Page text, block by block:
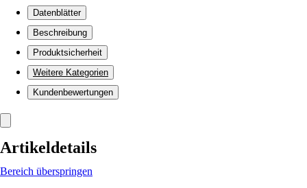
Datenblätter
Beschreibung
Produktsicherheit
Weitere Kategorien
Kundenbewertungen
Artikeldetails
Bereich überspringen